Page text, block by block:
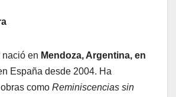
nació en Mendoza, Argentina, en
España desde 2004. Ha
como Reminiscencias sin